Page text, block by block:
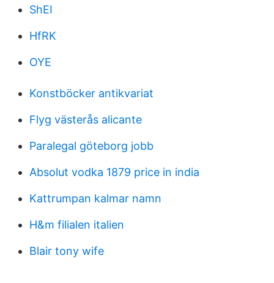
ShEI
HfRK
OYE
Konstböcker antikvariat
Flyg västerås alicante
Paralegal göteborg jobb
Absolut vodka 1879 price in india
Kattrumpan kalmar namn
H&m filialen italien
Blair tony wife